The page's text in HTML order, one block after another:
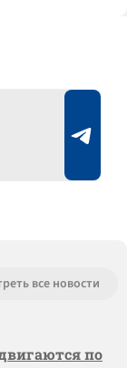
все новости
по